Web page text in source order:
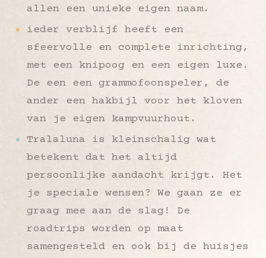
allen een unieke eigen naam.
ieder verblijf heeft een
sfeervolle en complete inrichting,
met een knipoog en een eigen luxe.
De een een grammofoonspeler, de
ander een hakbijl voor het kloven
van je eigen kampvuurhout.
Tralaluna is kleinschalig wat
betekent dat het altijd
persoonlijke aandacht krijgt. Het
je speciale wensen? We gaan ze er
graag mee aan de slag! De
roadtrips worden op maat
samengesteld en ook bij de huisjes